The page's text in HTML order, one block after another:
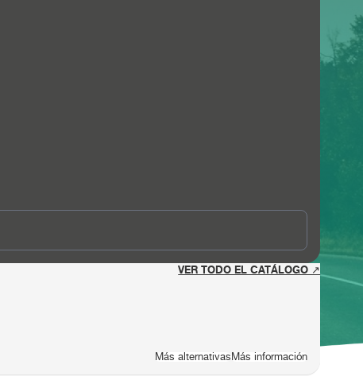
VER TODO EL CATÁLOGO ↗
Más alternativas
Más información